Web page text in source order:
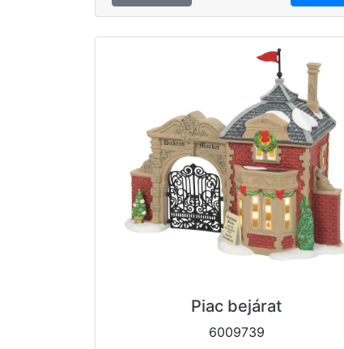
Piac bejárat
6009739